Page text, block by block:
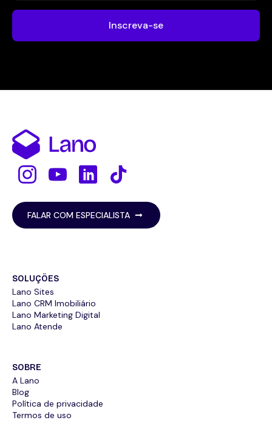
Inscreva-se
FALAR COM ESPECIALISTA
SOLUÇÕES
Lano Sites
Lano CRM Imobiliário
Lano Marketing Digital
Lano Atende
SOBRE
A Lano
Blog
Política de privacidade
Termos de uso